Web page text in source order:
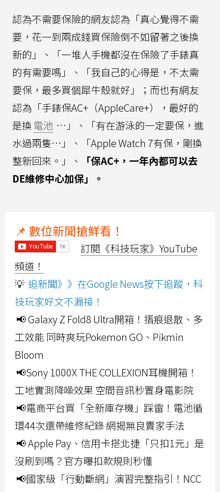
認為不需要保險的網友認為「真心覺得不需
要，花一到兩成錢買保險倒不如留著之後換
新的」、「一堆人手機都沒在保險了手錶真
的有需要嗎」、「我自己的心得是，不太需
要保，最多買個犀牛殼就好」；而也有網友
認為「手錶保AC+（AppleCare+），最好的
是換電池 …」、「有在游泳的一定要保，進
水過兩隻…」、「Apple Watch 7有保，剛換
整新回來。」、
「保AC+，一年內都可以去
DE維修中心加保」。
📌 數位新聞搶鮮看！
訂閱《科技玩家》YouTube
頻道！
💡 追新聞》》在Google News按下追蹤，科
技玩家好文不漏接！
📢 Galaxy Z Fold8 Ultra開箱！摺痕退散、多
工效能 同時爽玩Pokemon GO、Pikmin
Bloom
📢Sony 1000X THE COLLEXION耳機開箱！
工地實測降噪效果 空間音訊秒置身電影院
📢電商平台買「全新庫存機」踩雷！電池循
環44次還帶維修紀錄 網揭無良賣家手法
📢 Apple Pay、信用卡搭北捷「只扣1元」是
沒刷到嗎？官方曝扣款規則秒懂
📢國家級「行動斷網」演習完整指引！NCC